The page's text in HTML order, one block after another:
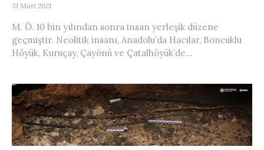
31 Mart 2021
M. Ö. 10 bin yılından sonra insan yerleşik düzene
geçmiştir. Neolitik insanı, Anadolu’da Hacılar, Boncuklu
Höyük, Kuruçay, Çayönü ve Çatalhöyük’de...